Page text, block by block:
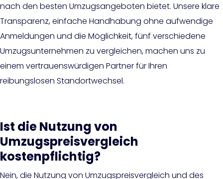
nach den besten Umzugsangeboten bietet. Unsere klare
Transparenz, einfache Handhabung ohne aufwendige
Anmeldungen und die Möglichkeit, fünf verschiedene
Umzugsunternehmen zu vergleichen, machen uns zu
einem vertrauenswürdigen Partner für Ihren
reibungslosen Standortwechsel.
Ist die Nutzung von
Umzugspreisvergleich
kostenpflichtig?
Nein, die Nutzung von Umzugspreisvergleich und des